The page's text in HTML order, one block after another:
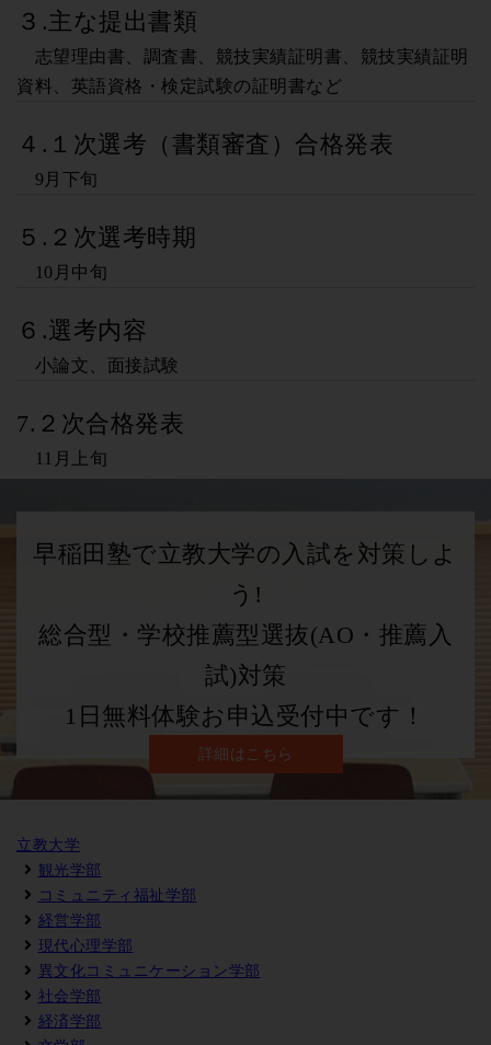
３.主な提出書類
志望理由書、調査書、競技実績証明書、競技実績証明
資料、英語資格・検定試験の証明書など
４.１次選考（書類審査）合格発表
9月下旬
５.２次選考時期
10月中旬
６.選考内容
小論文、面接試験
7.２次合格発表
11月上旬
早稲田塾で立教大学の入試を対策しよ
う!
総合型・学校推薦型選抜(AO・推薦入
試)対策
1日無料体験お申込受付中です！
詳細はこちら
立教大学
観光学部
コミュニティ福祉学部
経営学部
現代心理学部
異文化コミュニケーション学部
社会学部
経済学部